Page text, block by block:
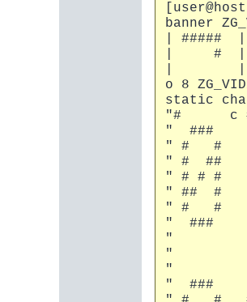
banner
|
| # |
| |
o 8
static
"# c
" ###
" #
" #
" #
" ##
" #
"
"